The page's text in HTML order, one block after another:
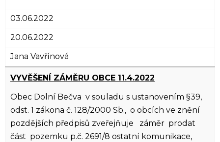
03.06.2022
20.06.2022
Jana Vavřínová
VYVĚŠENÍ ZÁMĚRU OBCE 11.4.2022
Obec Dolní Bečva v souladu s ustanovením §39,
odst. 1 zákona č. 128/2000 Sb., o obcích ve znění
pozdějších předpisů zveřejňuje záměr prodat
část pozemku p.č. 2691/8 ostatní komunikace,